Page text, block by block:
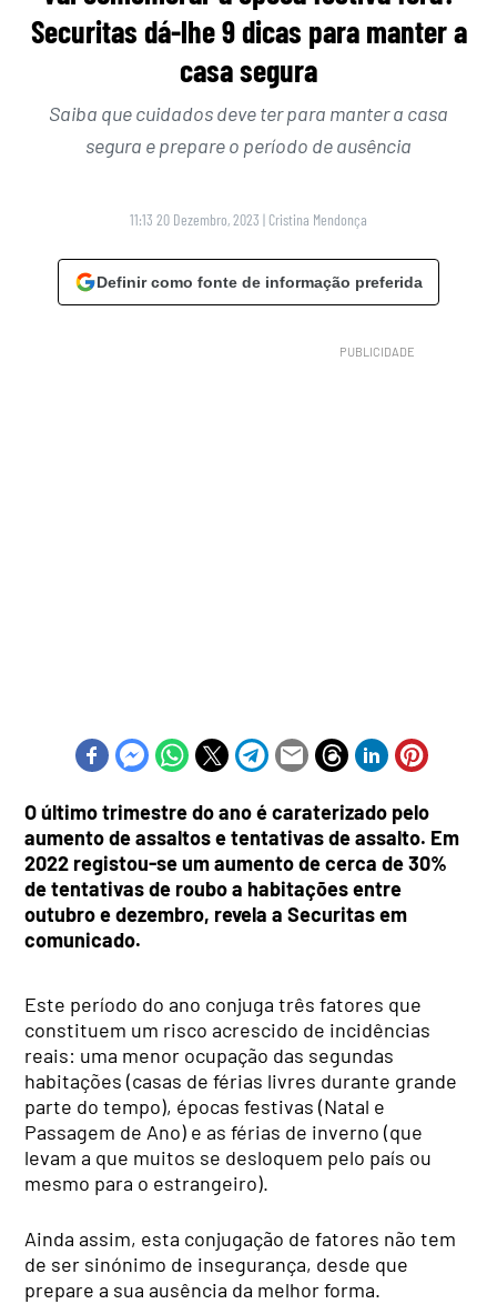
Securitas dá-lhe 9 dicas para manter a
casa segura
Saiba que cuidados deve ter para manter a casa
segura e prepare o período de ausência
11:13 20 Dezembro, 2023 | Cristina Mendonça
Definir como fonte de informação preferida
O último trimestre do ano é caraterizado pelo
aumento de assaltos e tentativas de assalto. Em
2022 registou-se um aumento de cerca de 30%
de tentativas de roubo a habitações entre
outubro e dezembro, revela a Securitas em
comunicado.
Este período do ano conjuga três fatores que
constituem um risco acrescido de incidências
reais: uma menor ocupação das segundas
habitações (casas de férias livres durante grande
parte do tempo), épocas festivas (Natal e
Passagem de Ano) e as férias de inverno (que
levam a que muitos se desloquem pelo país ou
mesmo para o estrangeiro).
Ainda assim, esta conjugação de fatores não tem
de ser sinónimo de insegurança, desde que
prepare a sua ausência da melhor forma.